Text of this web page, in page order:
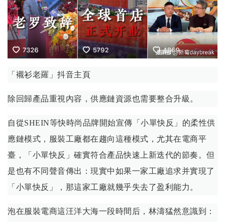
「襯衫老羅」抖音主頁
除回歸產品重視內容，供應鏈資源也需要整合升級。
自從SHEIN等快時尚品牌開始宣傳「小單快反」的柔性供
應鏈模式，服裝工廠都在趨向這種模式，尤其在電商平
臺，「小單快反」確實符合產品快速上新迭代的節奏。但
是也有不同聲音傳出：現實中如果一家工廠追求并實現了
「小單快反」，那這家工廠就幾乎失去了盈利能力。
泡在服裝電商這汪洋大海一段時間后，林濤猛然意識到：